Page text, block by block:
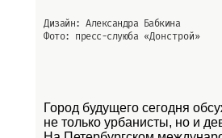
Дизайн: Александра Бабкина
Фото: пресс-слуюба «Донстрой»
Город будущего сегодня
не только урбанисты, но и